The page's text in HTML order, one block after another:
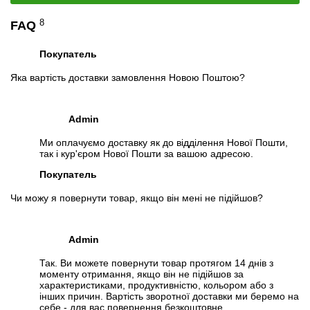
TDP:120W
Дополнительно:
комплектующая), рамка крепления 2011 (для башни кулера)
Тип:DDR4 REG ECC
Кулер:ID-Cooling SE-903-SD (новая комплектующая)
DDR4 1866\2133\2666 Mhz (только REG ECC) , поддержка 4х
канального доступа к памяти.
Комплект поставки
1. Материнская плата
2. Процессор
FAQ 8
Покупатель
Яка вартість доставки замовлення Новою Поштою?
Admin
Ми оплачуємо доставку як до відділення Нової Пошти,
так і кур'єром Нової Пошти за вашою адресою.
Покупатель
Чи можу я повернути товар, якщо він мені не підійшов?
Admin
Так. Ви можете повернути товар протягом 14 днів з
моменту отримання, якщо він не підійшов за
характеристиками, продуктивністю, кольором або з
інших причин. Вартість зворотної доставки ми беремо на
себе - для вас повернення безкоштовне.